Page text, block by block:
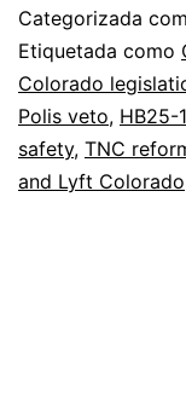
Categorizada
Etiquetada como
Colorado
Polis veto, HB25-
safety, TNC
and Lyft Colorado